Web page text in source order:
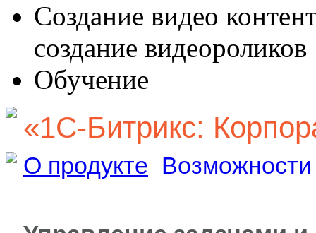
Создание видео
создание видеороликов
Обучение
«1С-Битрикс:
О продукте Возможности